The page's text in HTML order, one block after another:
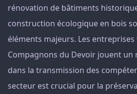
rénovation de bâtiments
construction écologique en bois
éléments majeurs. Les entreprises
Compagnons du Devoir jouent un
dans la transmission des
secteur est crucial pour la